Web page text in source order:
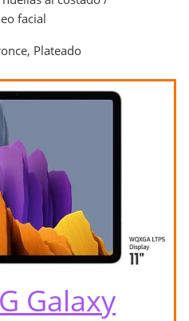
facial
Plateado
Galaxy